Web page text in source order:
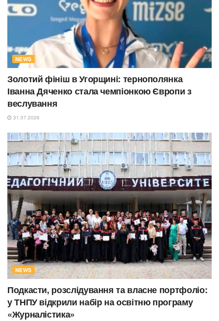
NEWS
Золотий фініш в Угорщині: тернополянка
Іванна Дяченко стала чемпіонкою Європи з
веслування
31.07.2026
NEWS
Подкасти, розслідування та власне портфоліо:
у ТНПУ відкрили набір на освітню програму
«Журналістика»